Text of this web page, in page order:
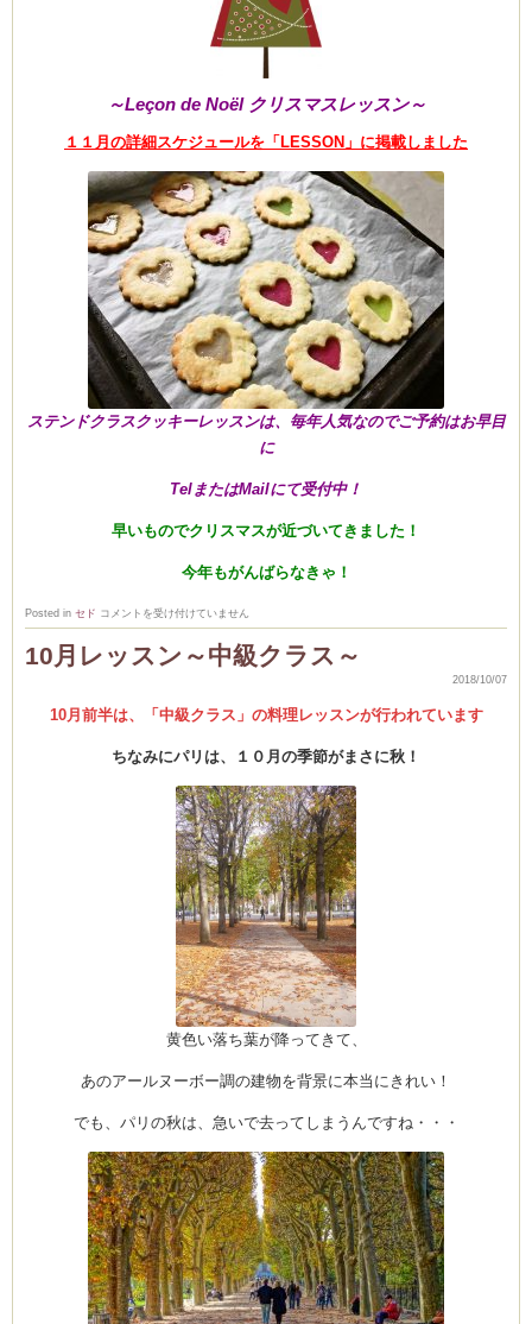
～Leçon de Noël クリスマスレッスン～
１１月の詳細スケジュールを「LESSON」に掲載しました
ステンドクラスクッキーレッスンは、毎年人気なのでご予約はお早目
に
TelまたはMailにて受付中！
早いものでクリスマスが近づいてきました！
今年もがんばらなきゃ！
Posted in セド 11
ス
ー
ル
コメントを受け付けていません
10月レッスン～中級クラス～
2018/10/07
10月前半は、「中級クラス」の料理レッスンが行われています
ちなみにパリは、１０月の季節がまさに秋！
黄色い落ち葉が降ってきて、
あのアールヌーボー調の建物を背景に本当にきれい！
でも、パリの秋は、急いで去ってしまうんですね・・・